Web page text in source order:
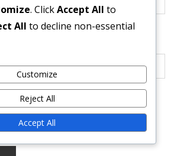
and website in this browser for
. ClickAccept All to
All to decline non-essential
Customize
Reject All
Accept All